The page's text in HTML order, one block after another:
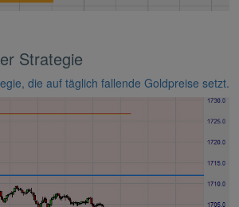
Strategie
die auf täglich fallende Goldpreise setzt.